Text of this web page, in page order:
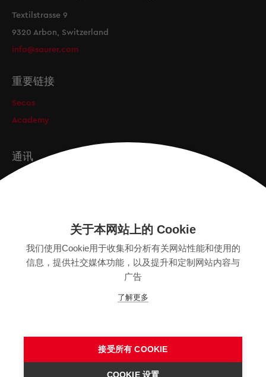
Textilstrasse 9
9320 Arbon, Switzerland
info@saurer.com
重要链接
Secos
Academy
通讯
SITEMAP
关于本网站上的 Cookie
我们使用Cookie用于收集和分析有关网站性能和使用的
信息，提供社交媒体功能，以及提升和定制网站内容与
广告
了解更多
接受所有 COOKIE
COOKIE 设置